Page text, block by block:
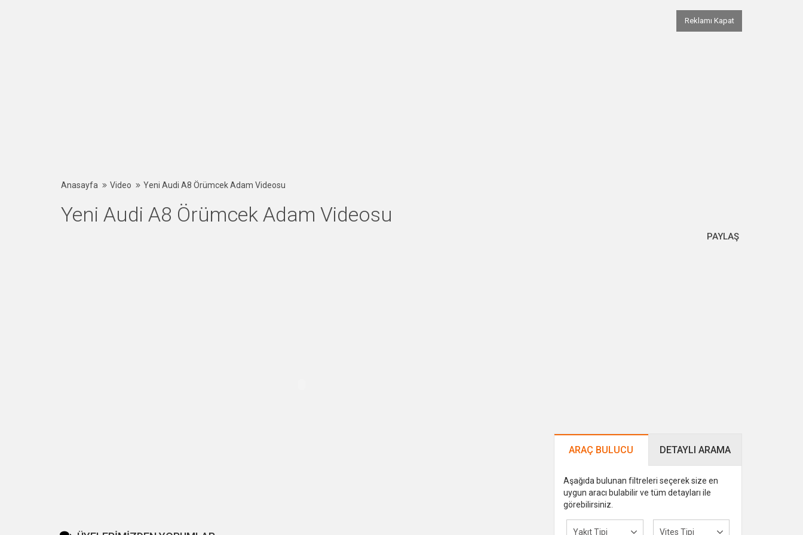
Reklamı Kapat
Anasayfa Video Yeni Audi A8 Örümcek Adam Videosu
Yeni Audi A8 Örümcek Adam Videosu
PAYLAŞ
ARAÇ BULUCU DETAYLI ARAMA
Aşağıda bulunan filtreleri seçerek size en
uygun aracı bulabilir ve tüm detayları ile
görebilirsiniz.
Yakıt Tipi Vites Tipi